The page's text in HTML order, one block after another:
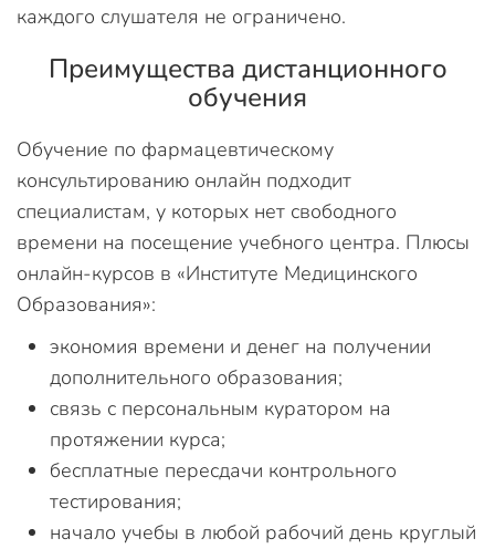
каждого слушателя не ограничено.
Преимущества дистанционного
обучения
Обучение по фармацевтическому
консультированию онлайн подходит
специалистам, у которых нет свободного
времени на посещение учебного центра. Плюсы
онлайн-курсов в «Институте Медицинского
Образования»:
экономия времени и денег на получении
дополнительного образования;
связь с персональным куратором на
протяжении курса;
бесплатные пересдачи контрольного
тестирования;
начало учебы в любой рабочий день круглый